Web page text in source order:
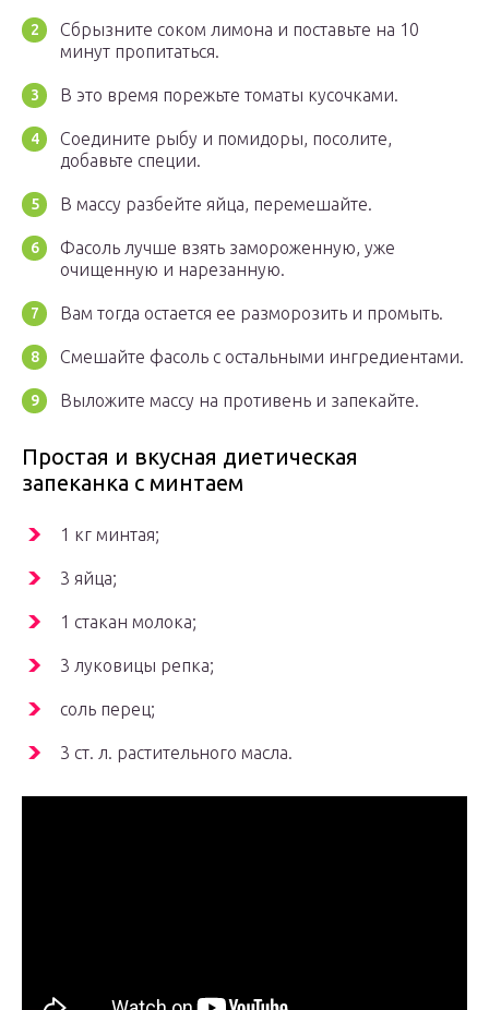
Сбрызните соком лимона и поставьте на 10
минут пропитаться.
В это время порежьте томаты кусочками.
Соедините рыбу и помидоры, посолите,
добавьте специи.
В массу разбейте яйца, перемешайте.
Фасоль лучше взять замороженную, уже
очищенную и нарезанную.
Вам тогда остается ее разморозить и промыть.
Смешайте фасоль с остальными ингредиентами.
Выложите массу на противень и запекайте.
Простая и вкусная диетическая
запеканка с минтаем
1 кг минтая;
3 яйца;
1 стакан молока;
3 луковицы репка;
соль перец;
3 ст. л. растительного масла.